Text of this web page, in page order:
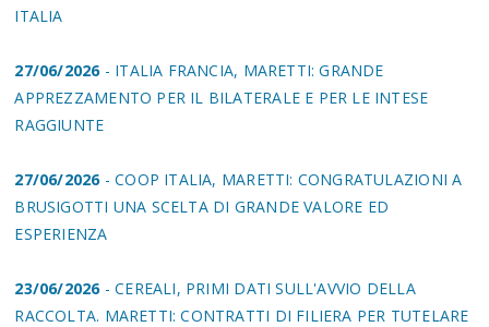
ITALIA
27/06/2026- ITALIA FRANCIA, MARETTI: GRANDE
APPREZZAMENTO PER IL BILATERALE E PER LE INTESE
RAGGIUNTE
27/06/2026- COOP ITALIA, MARETTI: CONGRATULAZIONI A
BRUSIGOTTI UNA SCELTA DI GRANDE VALORE ED
ESPERIENZA
23/06/2026- CEREALI, PRIMI DATI SULL'AVVIO DELLA
RACCOLTA. MARETTI: CONTRATTI DI FILIERA PER TUTELARE